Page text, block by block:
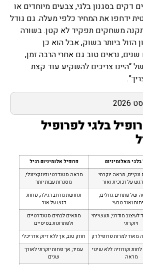
בסגנון בלגי, צבעים מיוחדים או
ידחפו את המחיר כלפי מעלה. גם גודל
משחקים תפקיד לא קטן. בשורה
ביותר בשוק, אבל הוא כן
נראים טוב גם אחרי הרבה זמן,
צריכים להשקיע עוד קצת
בלגי לפרופיל
מאלומיניום
פרופיל אלומיניום רגיל
מראה יוקרתי
על זכוכית ואור
מראה סטנדרטי ופונקציונלי,
מסגרות עבות יותר
פתחים גדולים,
טבעי
תחושת מרחב רגילה, פחות
דגש על אור
מודרני, תעשייתי
מתאים לבתים סטנדרטיים
ולפתרונות בסיסיים
למרות פרופיל דק
חוזק טוב, אך ללא דיוק אדריכלי
ללא שינוי
עמיד, אך פחות יוקרתי לאורך
שנים